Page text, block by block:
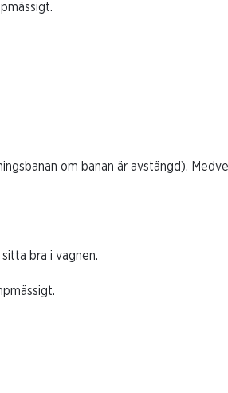
om banan är avstängd).
bra i vagnen.